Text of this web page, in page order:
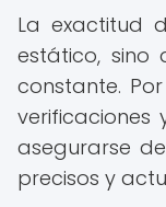
La exactitud
estático, sino
constante.
verificaciones
asegurarse
precisos y